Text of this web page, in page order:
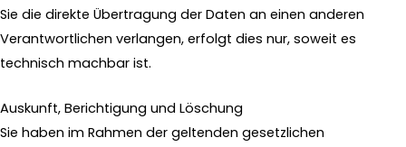
Sie die direkte Übertragung der Daten an einen anderen
Verantwortlichen verlangen, erfolgt dies nur, soweit es
technisch machbar ist.
Auskunft, Berichtigung und Löschung
Sie haben im Rahmen der geltenden gesetzlichen